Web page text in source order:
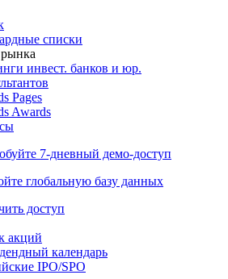
списки
инвест. банков и юр.
Pages
Awards
7-дневный демо-доступ
глобальную базу данных
доступ
акций
календарь
IPO/SPO